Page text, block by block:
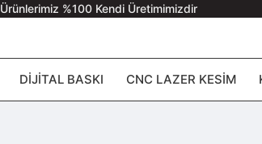
Ürünlerimiz %100 Kendi Üretimimizdir
DIJITAL BASKI CNC LAZER KESIM